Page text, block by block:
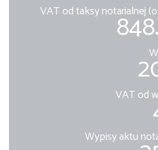
VAT od taksy notarialnej
VAT od
Wypisy aktu